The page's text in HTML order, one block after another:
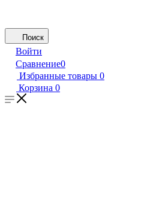
Поиск
Войти
Сравнение0
Избранные товары 0
Корзина 0